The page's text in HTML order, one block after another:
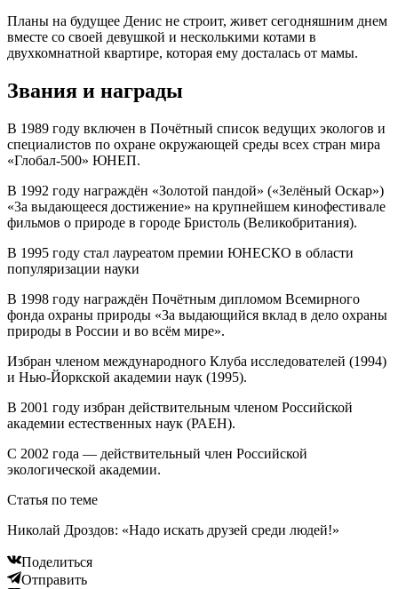
Планы на будущее Денис не строит, живет сегодняшним днем
вместе со своей девушкой и несколькими котами в
двухкомнатной квартире, которая ему досталась от мамы.
Звания и награды
В 1989 году включен в Почётный список ведущих экологов и
специалистов по охране окружающей среды всех стран мира
«Глобал-500» ЮНЕП.
В 1992 году награждён «Золотой пандой» («Зелёный Оскар»)
«3а выдающееся достижение» на крупнейшем кинофестивале
фильмов о природе в городе Бристоль (Великобритания).
В 1995 году стал лауреатом премии ЮНЕСКО в области
популяризации науки
В 1998 году награждён Почётным дипломом Всемирного
фонда охраны природы «3а выдающийся вклад в дело охраны
природы в России и во всём мире».
Избран членом международного Клуба исследователей (1994)
и Нью-Йоркской академии наук (1995).
В 2001 году избран действительным членом Российской
академии естественных наук (РАЕН).
С 2002 года — действительный член Российской
экологической академии.
Статья по теме
Николай Дроздов: «Надо искать друзей среди людей!»
Поделиться
Отправить